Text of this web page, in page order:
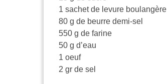
1 sachet de levure boulangère
80 g de beurre demi-sel
550 g de farine
50 g d’eau
1 oeuf
2 gr de sel